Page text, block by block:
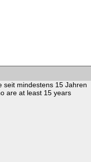
seit mindestens 15 Jahren
are at least 15 years